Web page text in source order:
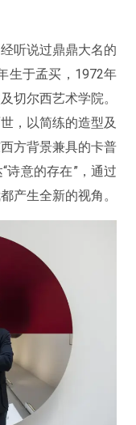
听说过鼎鼎大名的
生于孟买，1972年
切尔西艺术学院。
，以简练的造型及
方背景兼具的卡普
诗意的存在”，通过
产生全新的视角。